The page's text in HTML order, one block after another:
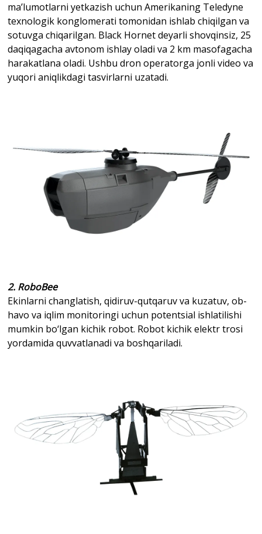
ma’lumotlarni yetkazish uchun Amerikaning Teledyne
texnologik konglomerati tomonidan ishlab chiqilgan va
sotuvga chiqarilgan. Black Hornet deyarli shovqinsiz, 25
daqiqagacha avtonom ishlay oladi va 2 km masofagacha
harakatlana oladi. Ushbu dron operatorga jonli video va
yuqori aniqlikdagi tasvirlarni uzatadi.
2. RoboBee
Ekinlarni changlatish, qidiruv-qutqaruv va kuzatuv, ob-
havo va iqlim monitoringi uchun potentsial ishlatilishi
mumkin bo‘lgan kichik robot. Robot kichik elektr trosi
yordamida quvvatlanadi va boshqariladi.